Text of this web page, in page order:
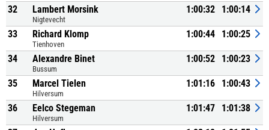
32 Lambert Morsink
Nigtevecht
1:00:32 1:00:14
33 Richard Klomp
Tienhoven
1:00:44 1:00:25
34 Alexandre Binet
Bussum
1:00:52 1:00:23
35 Marcel Tielen
Hilversum
1:01:16 1:00:43
36 Eelco Stegeman
Hilversum
1:01:47 1:01:38